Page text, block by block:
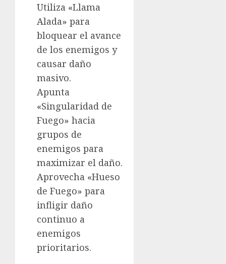
Utiliza «Llama
Alada» para
bloquear el avance
de los enemigos y
causar daño
masivo.
Apunta
«Singularidad de
Fuego» hacia
grupos de
enemigos para
maximizar el daño.
Aprovecha «Hueso
de Fuego» para
infligir daño
continuo a
enemigos
prioritarios.